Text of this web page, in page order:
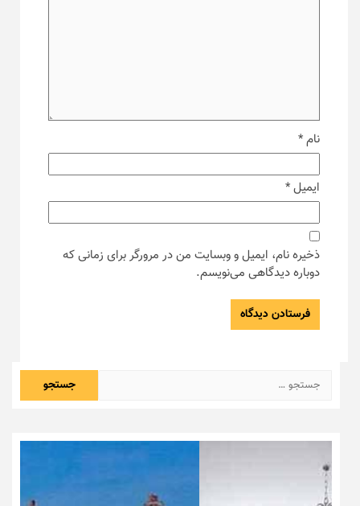
نام*
ایمیل*
ذخیره نام، ایمیل و وبسایت من در مرورگر برای زمانی که
دوباره دیدگاهی می‌نویسم.
جستجو
برای: